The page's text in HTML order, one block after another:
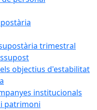
trimestral
objectius d'estabilitat
institucionals
patrimoni